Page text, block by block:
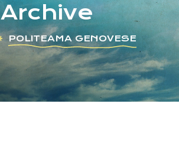
Archive
POLITEAMA GENOVESE